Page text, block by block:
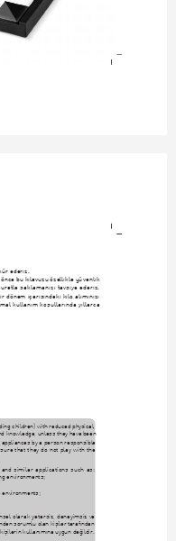
ederiz.
bu k›lavuzu özellikle güvenlik
saklaman›z› tavsiye ederiz.
içerisindeki kilo al›m›n›z›
kullan›m koﬂullar›nda y›llarca
children) with reduced physical,
knowledge, unless they have been
by a person responsible
that they do not play with the
similar applications such as:
environments;
environments;
olarak yetersiz, deneyimsiz ve
sorumlu olan kiﬂiler tarafından
kullanımına uygun de¤ildir.